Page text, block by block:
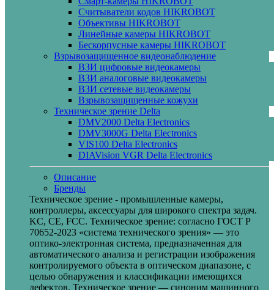
Считыватели кодов HIKROBOT
Объективы HIKROBOT
Линейные камеры HIKROBOT
Бескорпусные камеры HIKROBOT
Взрывозащищенное видеонаблюдение
ВЗИ цифровые видеокамеры
ВЗИ аналоговые видеокамеры
ВЗИ сетевые видеокамеры
Взрывозащищенные кожухи
Техническое зрение Delta
DMV2000 Delta Electronics
DMV3000G Delta Electronics
VIS100 Delta Electronics
DIAVision VGR Delta Electronics
Описание
Бренды
Техническое зрение - промышленные камеры,
контроллеры, аксессуары для широкого спектра задач.
KC, CE, FCC. Техническое зрение: согласно ГОСТ Р
70652-2023 «система технического зрения» — это
оптико-электронная система, предназначенная для
автоматического анализа и регистрации изображения
контролируемого объекта в оптическом диапазоне, с
целью обнаружения и классификации имеющихся
дефектов. Техническое зрение — синоним машинного